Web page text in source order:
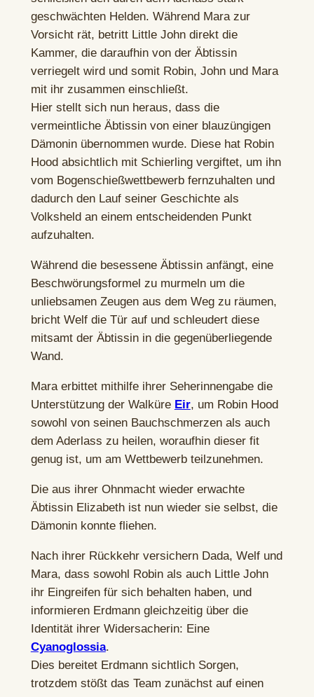
geschwächten Helden. Während Mara zur
Vorsicht rät, betritt Little John direkt die
Kammer, die daraufhin von der Äbtissin
verriegelt wird und somit Robin, John und Mara
mit ihr zusammen einschließt.
Hier stellt sich nun heraus, dass die
vermeintliche Äbtissin von einer blauzüngigen
Dämonin übernommen wurde. Diese hat Robin
Hood absichtlich mit Schierling vergiftet, um ihn
vom Bogenschießwettbewerb fernzuhalten und
dadurch den Lauf seiner Geschichte als
Volksheld an einem entscheidenden Punkt
aufzuhalten.
Während die besessene Äbtissin anfängt, eine
Beschwörungsformel zu murmeln um die
unliebsamen Zeugen aus dem Weg zu räumen,
bricht Welf die Tür auf und schleudert diese
mitsamt der Äbtissin in die gegenüberliegende
Wand.
Mara erbittet mithilfe ihrer Seherinnengabe die
Unterstützung der Walküre Eir, um Robin Hood
sowohl von seinen Bauchschmerzen als auch
dem Aderlass zu heilen, woraufhin dieser fit
genug ist, um am Wettbewerb teilzunehmen.
Die aus ihrer Ohnmacht wieder erwachte
Äbtissin Elizabeth ist nun wieder sie selbst, die
Dämonin konnte fliehen.
Nach ihrer Rückkehr versichern Dada, Welf und
Mara, dass sowohl Robin als auch Little John
ihr Eingreifen für sich behalten haben, und
informieren Erdmann gleichzeitig über die
Identität ihrer Widersacherin: Eine
Cyanoglossia.
Dies bereitet Erdmann sichtlich Sorgen,
trotzdem stößt das Team zunächst auf einen